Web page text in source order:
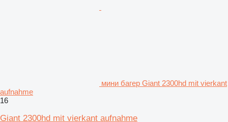
мини багер Giant 2300hd mit vierkant
aufnahme
16
Giant 2300hd mit vierkant aufnahme